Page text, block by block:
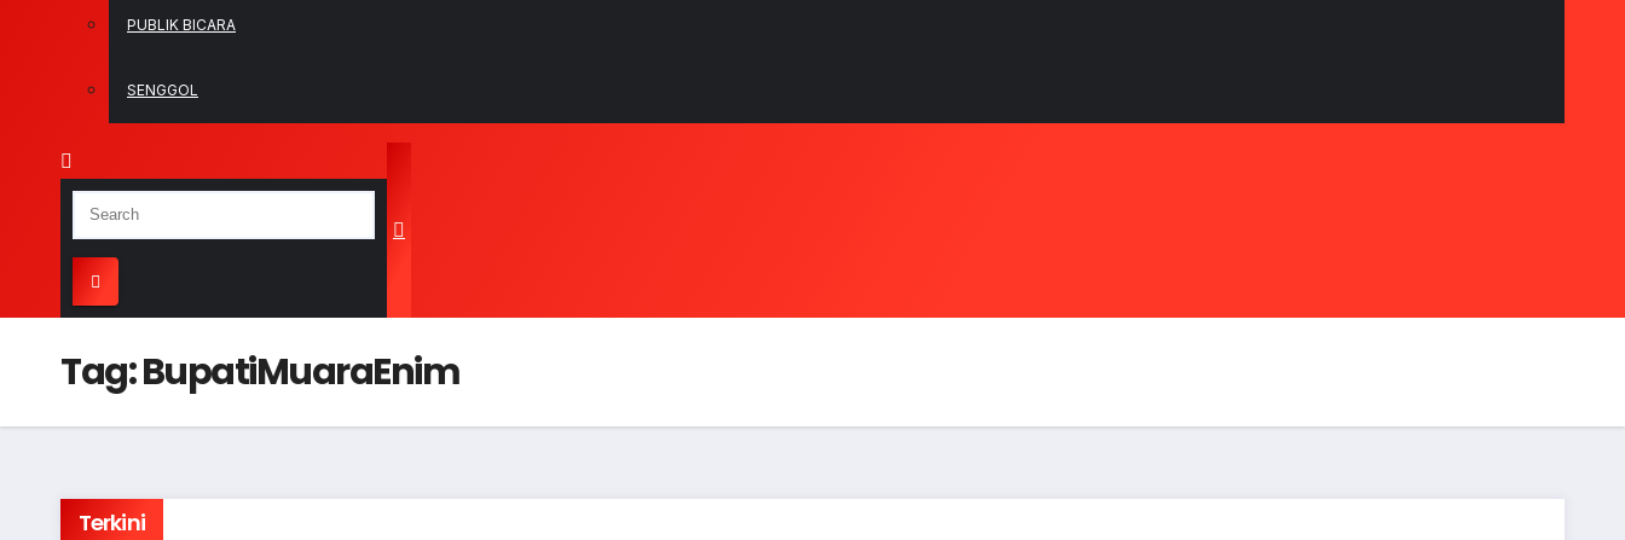
PUBLIK BICARA
SENGGOL
Tag:BupatiMuaraEnim
Terkini